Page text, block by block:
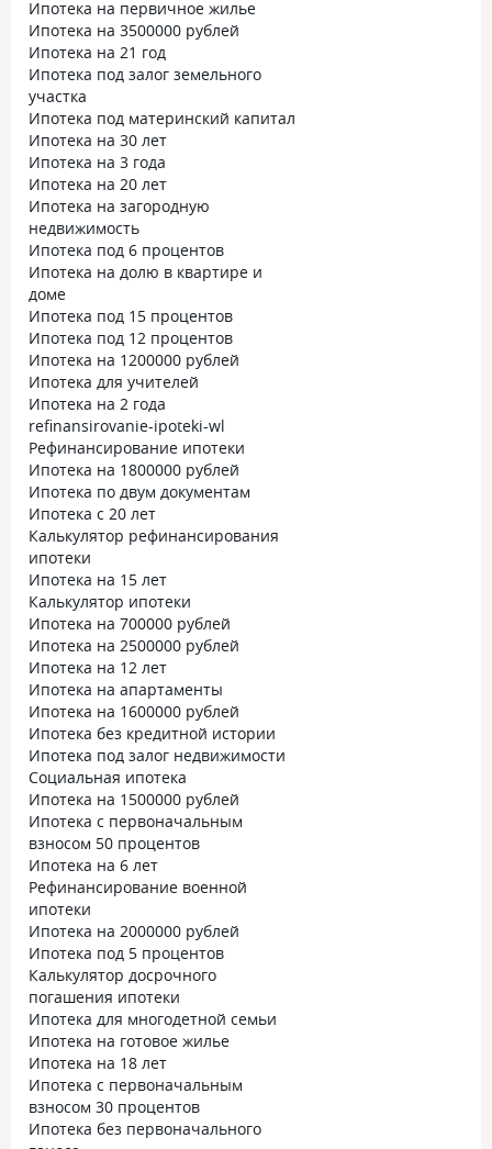
Ипотека на первичное жилье
Ипотека на 3500000 рублей
Ипотека на 21 год
Ипотека под залог земельного
участка
Ипотека под материнский капитал
Ипотека на 30 лет
Ипотека на 3 года
Ипотека на 20 лет
Ипотека на загородную
недвижимость
Ипотека под 6 процентов
Ипотека на долю в квартире и
доме
Ипотека под 15 процентов
Ипотека под 12 процентов
Ипотека на 1200000 рублей
Ипотека для учителей
Ипотека на 2 года
refinansirovanie-ipoteki-wl
Рефинансирование ипотеки
Ипотека на 1800000 рублей
Ипотека по двум документам
Ипотека с 20 лет
Калькулятор рефинансирования
ипотеки
Ипотека на 15 лет
Калькулятор ипотеки
Ипотека на 700000 рублей
Ипотека на 2500000 рублей
Ипотека на 12 лет
Ипотека на апартаменты
Ипотека на 1600000 рублей
Ипотека без кредитной истории
Ипотека под залог недвижимости
Социальная ипотека
Ипотека на 1500000 рублей
Ипотека с первоначальным
взносом 50 процентов
Ипотека на 6 лет
Рефинансирование военной
ипотеки
Ипотека на 2000000 рублей
Ипотека под 5 процентов
Калькулятор досрочного
погашения ипотеки
Ипотека для многодетной семьи
Ипотека на готовое жилье
Ипотека на 18 лет
Ипотека с первоначальным
взносом 30 процентов
Ипотека без первоначального